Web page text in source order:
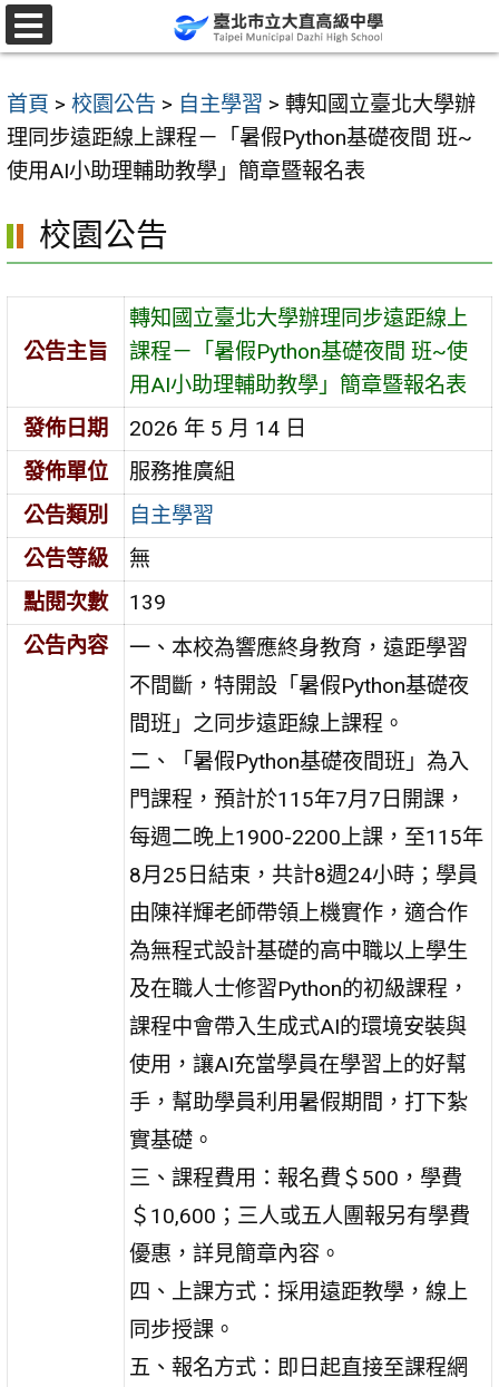
跳
至
要
內
容
首頁 > 校園公告 > 自主學習 > 轉知國立臺北大學辦
理同步遠距線上課程－「暑假Python基礎夜間 班~
使用AI小助理輔助教學」簡章暨報名表
校園公告
公告主旨
轉知國立臺北大學辦理同步遠距線上
課程－「暑假Python基礎夜間 班~使
用AI小助理輔助教學」簡章暨報名表
發佈日期
2026 年 5 月 14 日
發佈單位
服務推廣組
公告類別
自主學習
公告等級
無
點閱次數
139
公告內容
一、本校為響應終身教育，遠距學習
不間斷，特開設「暑假Python基礎夜
間班」之同步遠距線上課程。
二、「暑假Python基礎夜間班」為入
門課程，預計於115年7月7日開課，
每週二晚上1900-2200上課，至115年
8月25日結束，共計8週24小時；學員
由陳祥輝老師帶領上機實作，適合作
為無程式設計基礎的高中職以上學生
及在職人士修習Python的初級課程，
課程中會帶入生成式AI的環境安裝與
使用，讓AI充當學員在學習上的好幫
手，幫助學員利用暑假期間，打下紮
實基礎。
三、課程費用：報名費＄500，學費
＄10,600；三人或五人團報另有學費
優惠，詳見簡章內容。
四、上課方式：採用遠距教學，線上
同步授課。
五、報名方式：即日起直接至課程網
選
單